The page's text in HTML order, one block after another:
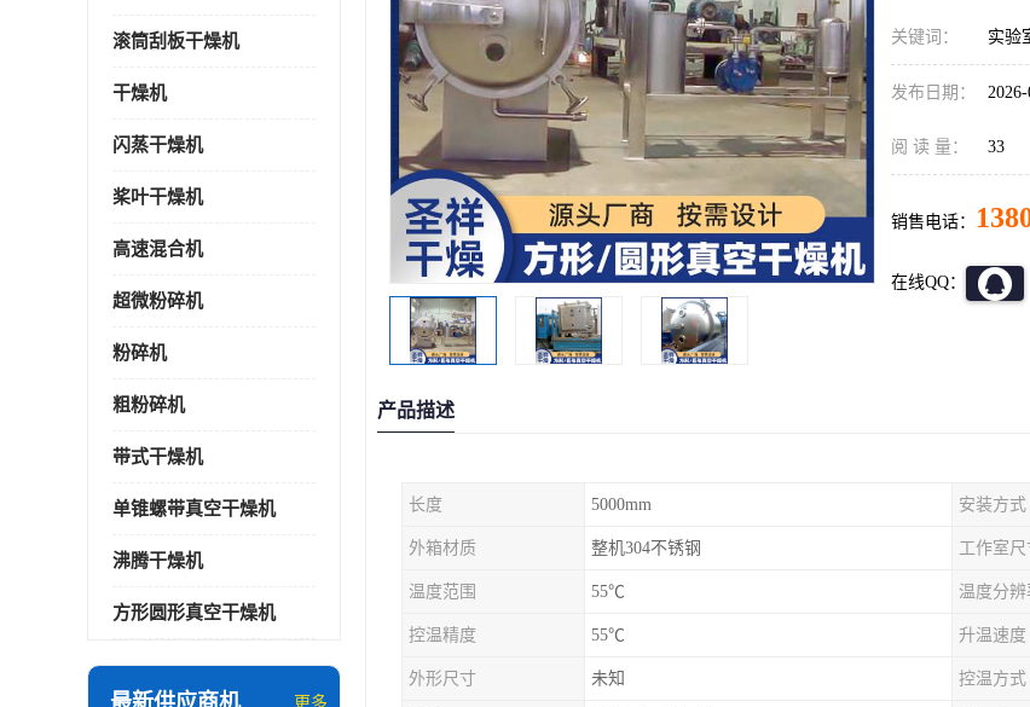
滚筒刮板干燥机
干燥机
闪蒸干燥机
桨叶干燥机
高速混合机
超微粉碎机
粉碎机
粗粉碎机
带式干燥机
单锥螺带真空干燥机
沸腾干燥机
方形圆形真空干燥机
最新供应商机 更多
关键词： 实验
发布日期：
阅 读 量： 33
销售电话：
在线QQ：
产品描述
长度 5000mm 安装方式
外箱材质 整机304不锈钢 工作室尺
温度范围 55℃ 温度分辨
控温精度 55℃ 升温速度
外形尺寸 未知 控温方式